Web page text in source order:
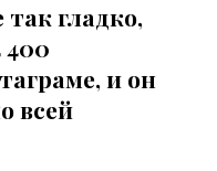
гладко,
400
и он
всей